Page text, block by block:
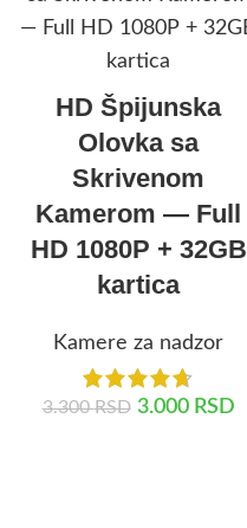
HD Špijunska
Olovka sa
Skrivenom
Kamerom — Full
HD 1080P + 32GB
kartica
Kamere za nadzor
3.300RSD 3.000 RSD